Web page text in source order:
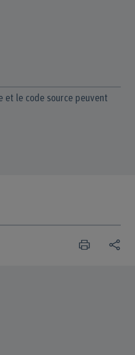
et le code source peuvent